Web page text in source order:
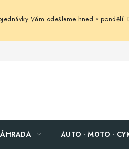
Vám odešleme hned v pondělí.
AUTO - MOTO -